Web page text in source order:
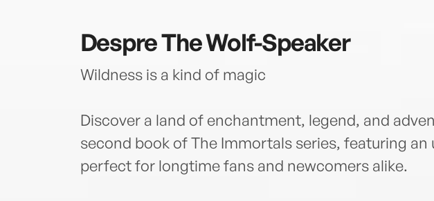
DespreThe Wolf-Speaker
Wildness is a kind of magic
Discover a land of enchantment, legend, and
second book of The Immortals series, featuring an
perfect for longtime fans and newcomers alike.